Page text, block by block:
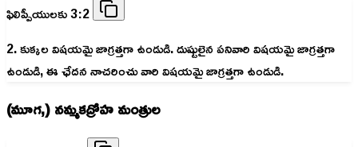
ఫిలిప్పీయులకు 3:2
2. కుక్కల విషయమై జాగ్రత్తగా ఉండుడి. దుష్టులైన పనివారి విషయమై జాగ్రత్తగా
ఉండుడి, ఈ ఛేదన నాచరించు వారి విషయమై జాగ్రత్తగా ఉండుడి.
(మూగ,) నమ్మకద్రోహ మంత్రుల